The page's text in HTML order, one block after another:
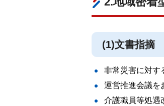
(1)文書指摘
非常災害に対す
運営推進会議を
介護職員等処遇